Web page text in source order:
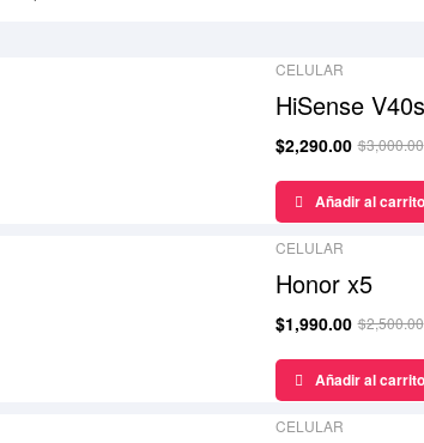
CELULAR
HiSense V40s
$3,000.00
$2,290.00
Añadir al carrito
CELULAR
Honor x5
$2,500.00
$1,990.00
Añadir al carrito
CELULAR